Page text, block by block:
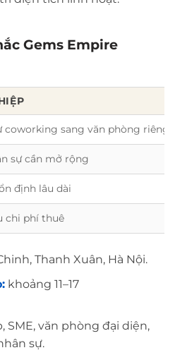
Gems Empire
sang văn phòng riêng
sự cần mở rộng
định lâu dài
chi phí thuê
Thanh Xuân, Hà Nội.
khoảng 11–17
SME, văn phòng đại diện,
sự.